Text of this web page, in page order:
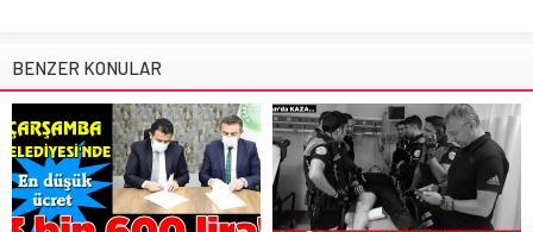
BENZER KONULAR